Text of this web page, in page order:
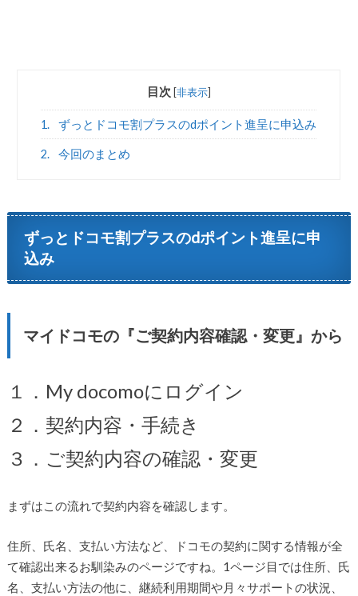
目次 [非表示]
1. ずっとドコモ割プラスのdポイント進呈に申込み
2. 今回のまとめ
ずっとドコモ割プラスのdポイント進呈に申
込み
マイドコモの『ご契約内容確認・変更』から
１．My docomoにログイン
２．契約内容・手続き
３．ご契約内容の確認・変更
まずはこの流れで契約内容を確認します。
住所、氏名、支払い方法など、ドコモの契約に関する情報が全
て確認出来るお馴染みのページですね。1ページ目では住所、氏
名、支払い方法の他に、継続利用期間や月々サポートの状況、